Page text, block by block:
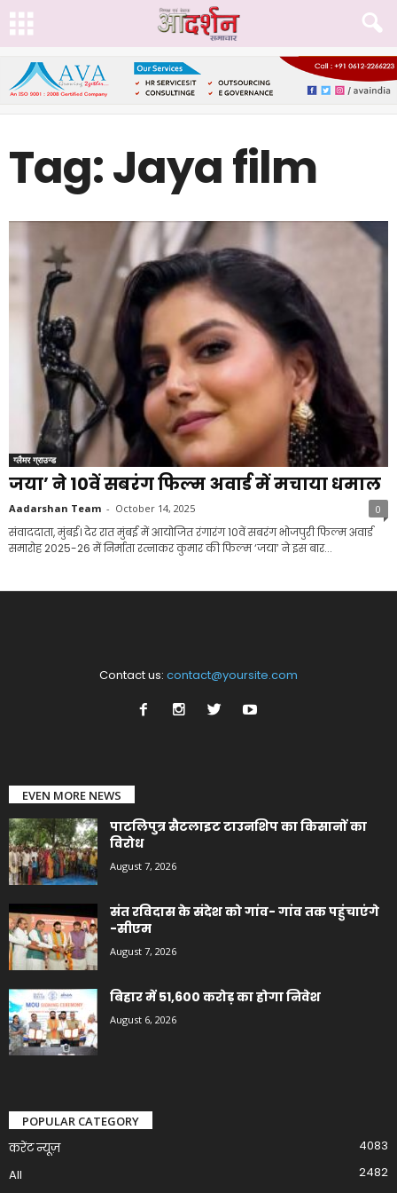
Tag: Jaya film
ग्लैमर ग्राउन्ड
जया’ ने 10वें सबरंग फिल्म अवार्ड में मचाया धमाल
Aadarshan Team - October 14, 2025 0
संवाददाता, मुंबई। देर रात मुंबई में आयोजित रंगारंग 10वें सबरंग भोजपुरी फिल्म अवार्ड
समारोह 2025-26 में निर्माता रत्नाकर कुमार की फिल्म ‘जया’ ने इस बार...
Contact us: contact@yoursite.com
EVEN MORE NEWS
पाटलिपुत्र सैटलाइट टाउनशिप का किसानों का
विरोध
August 7, 2026
संत रविदास के संदेश को गांव- गांव तक पहुंचाएंगे
-सीएम
August 7, 2026
बिहार में 51,600 करोड़ का होगा निवेश
August 6, 2026
POPULAR CATEGORY
करेंट न्यूज़
4083
All
2482